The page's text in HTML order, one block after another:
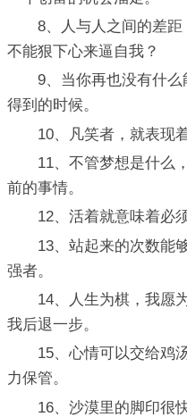
8、人与人之间的差距
不能狠下心来逼自我？
9、当你再也没有什么
得到的时候。
10、凡笑者，就表现着
11、不管梦想是什么，
前的事情。
12、活着就意味着必须
13、站起来的次数能够
强者。
14、人生为棋，我愿为
我后退一步。
15、心情可以交给鸡汤
力保管。
16、沙漠里的脚印很快